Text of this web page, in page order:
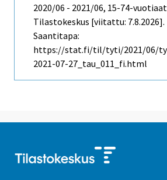
2020/06 - 2021/06, 15-74-
Tilastokeskus [viitattu: 7.8.2026].
Saantitapa:
https://stat.fi/til/tyti/2021/06/
2021-07-27_tau_011_fi.html